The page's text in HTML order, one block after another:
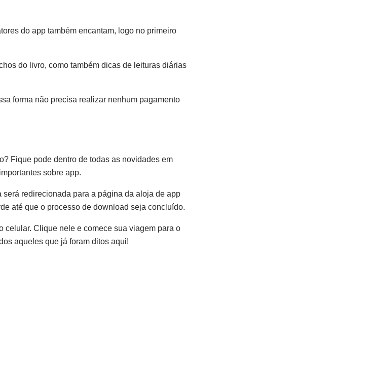
do app também encantam, logo no primeiro
do livro, como também dicas de leituras diárias
forma não precisa realizar nenhum pagamento
Fique pode dentro de todas as novidades em
sobre app.
será redirecionada para a página da aloja de app
até que o processo de download seja concluído.
celular. Clique nele e comece sua viagem para o
aqueles que já foram ditos aqui!